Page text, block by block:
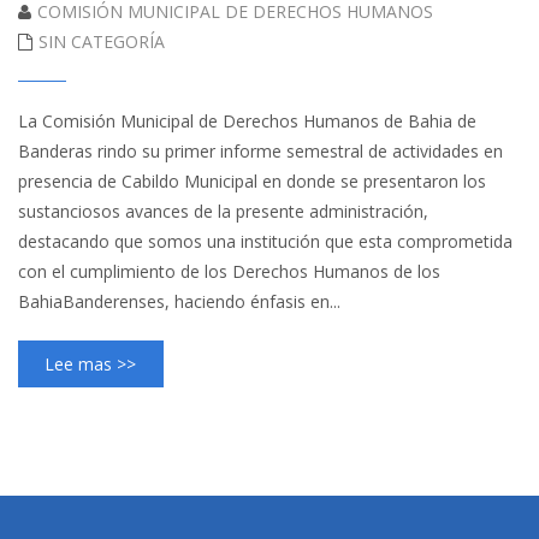
COMISIÓN MUNICIPAL DE DERECHOS HUMANOS
SIN CATEGORÍA
La Comisión Municipal de Derechos Humanos de Bahia de
Banderas rindo su primer informe semestral de actividades en
presencia de Cabildo Municipal en donde se presentaron los
sustanciosos avances de la presente administración,
destacando que somos una institución que esta comprometida
con el cumplimiento de los Derechos Humanos de los
BahiaBanderenses, haciendo énfasis en...
Lee mas >>